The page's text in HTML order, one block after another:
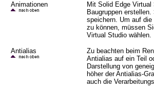
Animationen
Mit Solid Edge
Baugruppen
speichern. Um auf
zu können, müssen
Virtual Studio wählen.
Antialias
Zu beachten beim
Antialias auf ein Teil
Darstellung von
höher der Antialias-
auch die